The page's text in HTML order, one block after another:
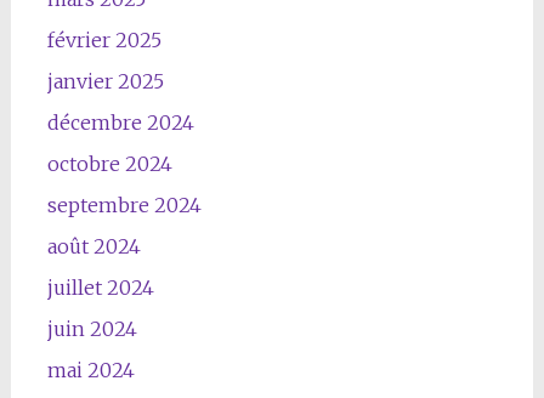
février 2025
janvier 2025
décembre 2024
octobre 2024
septembre 2024
août 2024
juillet 2024
juin 2024
mai 2024